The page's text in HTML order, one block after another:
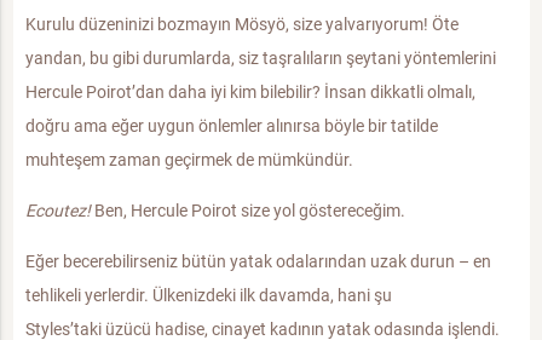
Kurulu düzeninizi bozmayın Mösyö, size yalvarıyorum! Öte
yandan, bu gibi durumlarda, siz taşralıların şeytani yöntemlerini
Hercule Poirot’dan daha iyi kim bilebilir? İnsan dikkatli olmalı,
doğru ama eğer uygun önlemler alınırsa böyle bir tatilde
muhteşem zaman geçirmek de mümkündür.
Ecoutez!Ben, Hercule Poirot size yol göstereceğim.
Eğer becerebilirseniz bütün yatak odalarından uzak durun – en
tehlikeli yerlerdir. Ülkenizdeki ilk davamda, hani şu
Styles’taki üzücü hadise, cinayet kadının yatak odasında işlendi.